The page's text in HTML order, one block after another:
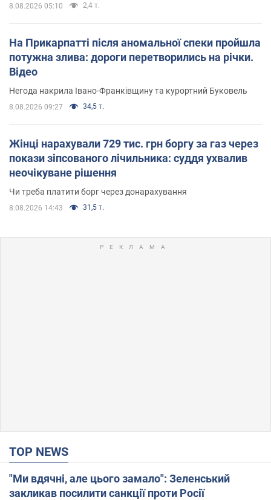
8.08.2026 05:10 2,4 т.
На Прикарпатті після аномальної спеки пройшла
потужна злива: дороги перетворились на річки.
Відео
Негода накрила Івано-Франківщину та курортний Буковель
8.08.2026 09:27 34,5 т.
Жінці нарахували 729 тис. грн боргу за газ через
покази зіпсованого лічильника: суддя ухвалив
неочікуване рішення
Чи треба платити борг через донарахування
8.08.2026 14:43 31,5 т.
TOP NEWS
"Ми вдячні, але цього замало": Зеленський
закликав посилити санкції проти Росії